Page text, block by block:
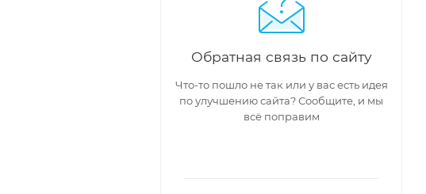
Обратная связь по сайту
Что-то пошло не так или у вас есть идея
по улучшению сайта? Сообщите, и мы
всё поправим